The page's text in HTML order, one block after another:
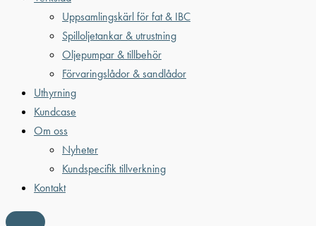
Uppsamlingskärl för fat & IBC
Spilloljetankar & utrustning
Oljepumpar & tillbehör
Förvaringslådor & sandlådor
Uthyrning
Kundcase
Om oss
Nyheter
Kundspecifik tillverkning
Kontakt